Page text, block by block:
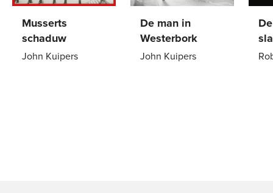
Musserts
schaduw
John Kuipers
De man in
Westerbork
John Kuipers